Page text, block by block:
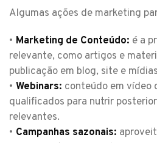
Algumas ações de marketing
• Marketing de Conteúdo: é a
relevante, como artigos e
publicação em blog, site e
• Webinars: conteúdo em vídeo
qualificados para nutrir
relevantes.
• Campanhas sazonais: